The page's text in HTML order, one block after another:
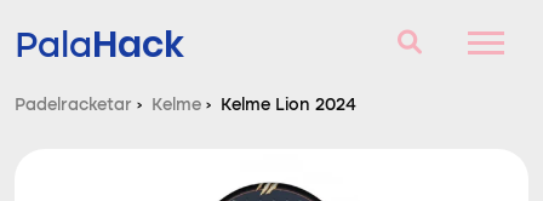
PalaHack
Padelracketar › Kelme › Kelme Lion 2024